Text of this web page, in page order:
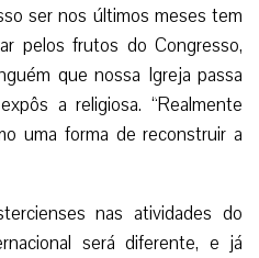
ser nos últimos meses tem
pelos frutos do Congresso,
que nossa Igreja passa
a religiosa. “Realmente
uma forma de reconstruir a
nas atividades do
será diferente, e já